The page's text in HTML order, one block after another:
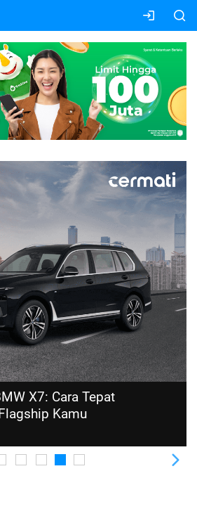
X7: Cara Tepat
Kamu